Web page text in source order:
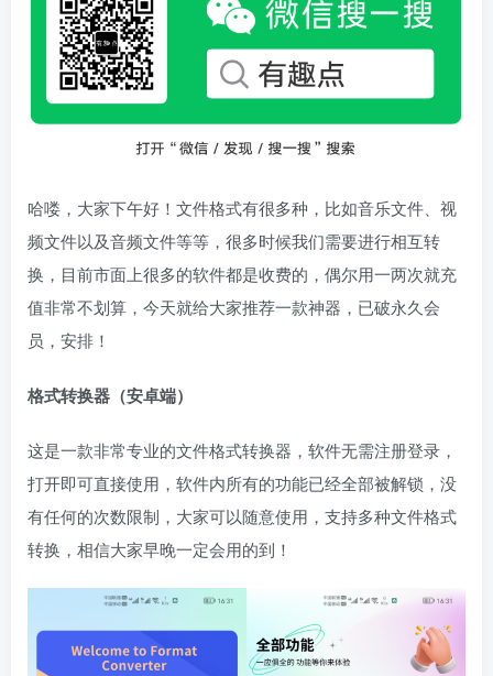
哈喽，大家下午好！文件格式有很多种，比如音乐文件、视
频文件以及音频文件等等，很多时候我们需要进行相互转
换，目前市面上很多的软件都是收费的，偶尔用一两次就充
值非常不划算，今天就给大家推荐一款神器，已破永久会
员，安排！
格式转换器（安卓端）
这是一款非常专业的文件格式转换器，软件无需注册登录，
打开即可直接使用，软件内所有的功能已经全部被解锁，没
有任何的次数限制，大家可以随意使用，支持多种文件格式
转换，相信大家早晚一定会用的到！